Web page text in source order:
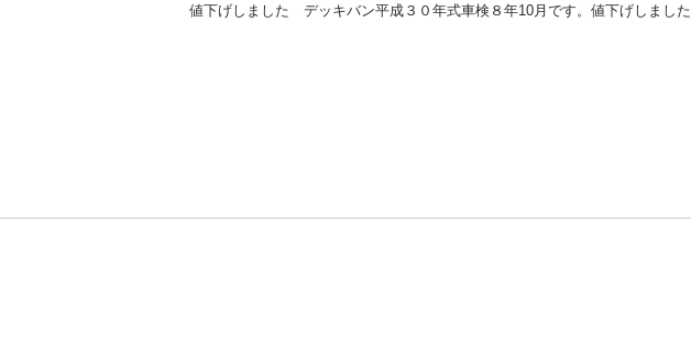
値下げしました デッキバン平成３０年式車検８年10月です。値下げしました